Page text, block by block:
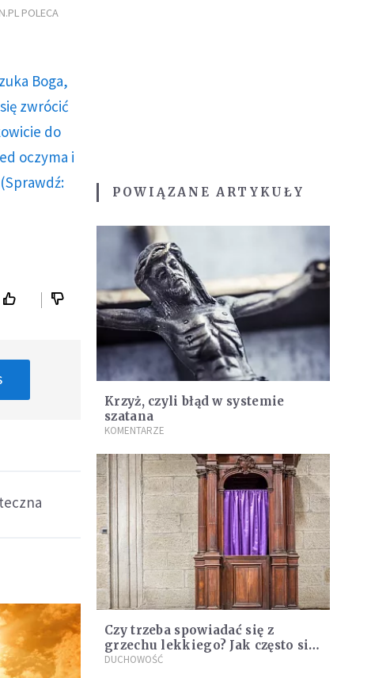
POLECA
Boga,
zwrócić
do
oczyma i
POWIĄZANE ARTYKUŁY
Krzyż, czyli błąd w systemie
szatana
KOMENTARZE
Czy trzeba spowiadać się z
grzechu lekkiego? Jak często się
spowiadać?
DUCHOWOŚĆ